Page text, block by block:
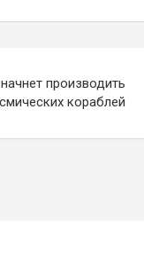
производить
кораблей